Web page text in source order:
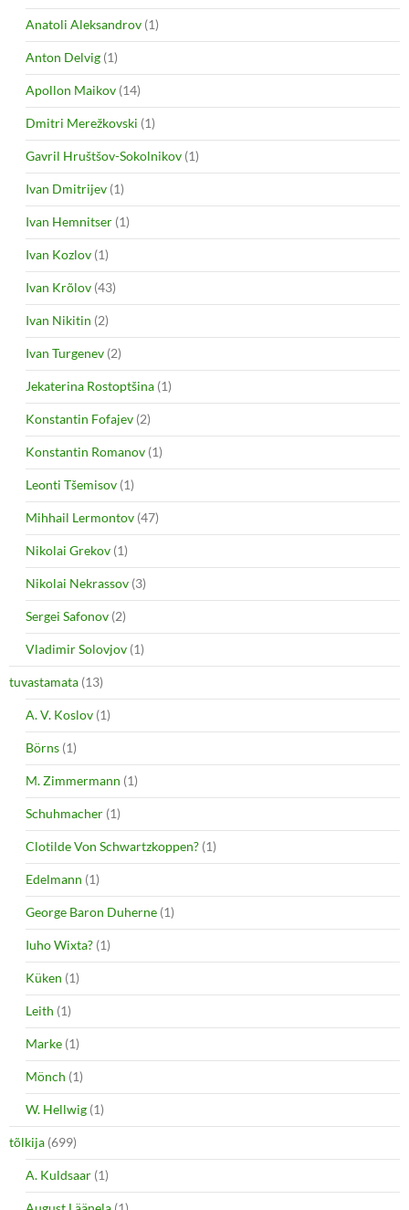
Anatoli Aleksandrov (1)
Anton Delvig (1)
Apollon Maikov (14)
Dmitri Merežkovski (1)
Gavril Hruštšov-Sokolnikov (1)
Ivan Dmitrijev (1)
Ivan Hemnitser (1)
Ivan Kozlov (1)
Ivan Krõlov (43)
Ivan Nikitin (2)
Ivan Turgenev (2)
Jekaterina Rostoptšina (1)
Konstantin Fofajev (2)
Konstantin Romanov (1)
Leonti Tšemisov (1)
Mihhail Lermontov (47)
Nikolai Grekov (1)
Nikolai Nekrassov (3)
Sergei Safonov (2)
Vladimir Solovjov (1)
tuvastamata (13)
A. V. Koslov (1)
Börns (1)
M. Zimmermann (1)
Schuhmacher (1)
Clotilde Von Schwartzkoppen? (1)
Edelmann (1)
George Baron Duherne (1)
Iuho Wixta? (1)
Küken (1)
Leith (1)
Marke (1)
Mönch (1)
W. Hellwig (1)
tõlkija (699)
A. Kuldsaar (1)